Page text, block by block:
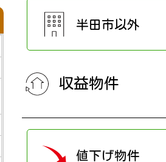
半田市以外
収益物件
値下げ物件